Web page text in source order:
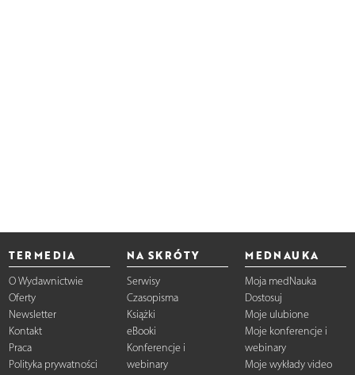
TERMEDIA
O Wydawnictwie
Oferty
Newsletter
Kontakt
Praca
Polityka prywatności
NA SKRÓTY
Serwisy
Czasopisma
Książki
eBooki
Konferencje i
webinary
MEDNAUKA
Moja medNauka
Dostosuj
Moje ulubione
Moje konferencje i
webinary
Moje wykłady video